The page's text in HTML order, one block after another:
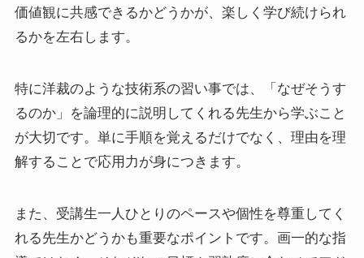
価値観に共感できるかどうかが、楽しく学び続けられ
るかを左右します。
特に洋裁のような技術系の習い事では、「なぜそうす
るのか」を論理的に説明してくれる先生から学ぶこと
が大切です。単に手順を覚えるだけでなく、理由を理
解することで応用力が身につきます。
また、受講生一人ひとりのペースや個性を尊重してく
れる先生かどうかも重要なポイントです。画一的な指